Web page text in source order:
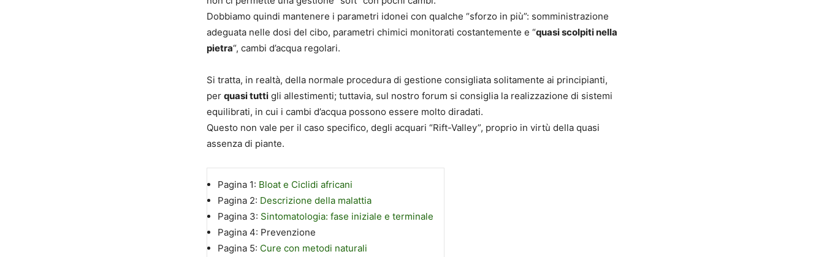
Dobbiamo quindi mantenere i parametri idonei con qualche “sforzo in più”: somministrazione
adeguata nelle dosi del cibo, parametri chimici monitorati costantemente e “quasi scolpiti nella
pietra“, cambi d’acqua regolari.
Si tratta, in realtà, della normale procedura di gestione consigliata solitamente ai principianti,
per quasi tutti gli allestimenti; tuttavia, sul nostro forum si consiglia la realizzazione di sistemi
equilibrati, in cui i cambi d’acqua possono essere molto diradati.
Questo non vale per il caso specifico, degli acquari “Rift-Valley”, proprio in virtù della quasi
assenza di piante.
Pagina 1: Bloat e Ciclidi africani
Pagina 2: Descrizione della malattia
Pagina 3: Sintomatologia: fase iniziale e terminale
Pagina 4: Prevenzione
Pagina 5: Cure con metodi naturali